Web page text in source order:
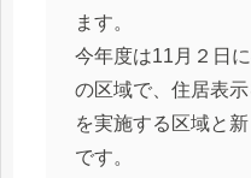
ます。
今年度は11月２日
の区域で、住居表
を実施する区域と
です。